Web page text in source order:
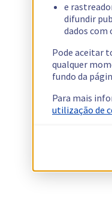
e
difundir
dados com
Pode aceitar
qualquer
fundo da
Para mais
utilização de